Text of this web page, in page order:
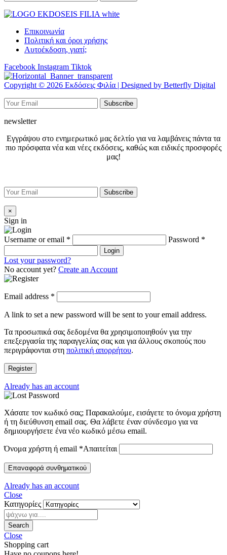
Επικοινωνία
Πολιτική και όροι χρήσης
Αυτοέκδοση, γιατί;
Facebook Instagram Tiktok
Copyright © 2026 Εκδόσεις Φιλία | Designed by Betterfly Digital
newsletter
Εγγράψου στο ενημερωτικό μας δελτίο για να λαμβάνεις πάντα τα
πιο πρόσφατα νέα και νέες εκδόσεις, καθώς και ειδικές προσφορές
μας!
×
Sign in
Username or email * Password *
Login
Lost your password?
No account yet? Create an Account
Email address *
A link to set a new password will be sent to your email address.
Τα προσωπικά σας δεδομένα θα χρησιμοποιηθούν για την
επεξεργασία της παραγγελίας σας και για άλλους σκοπούς που
περιγράφονται στη πολιτική απορρήτου.
Register
Already has an account
Χάσατε τον κωδικό σας; Παρακαλούμε, εισάγετε το όνομα χρήστη
ή τη διεύθυνση email σας. Θα λάβετε έναν σύνδεσμο για να
δημιουργήσετε ένα νέο κωδικό μέσω email.
Όνομα χρήστη ή email *Απαιτείται
Επαναφορά συνθηματικού
Already has an account
Close
Κατηγορίες
Search
Close
Shopping cart